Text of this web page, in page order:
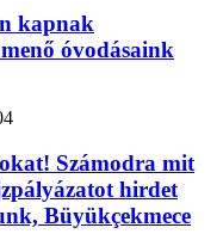
kapnak
óvodásaink
Számodra mit
hirdet
Büyükçekmece